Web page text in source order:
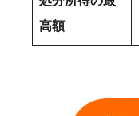
高額